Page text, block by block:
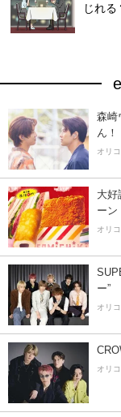
じれる
森崎
ん！
オリ
大好
ーン
オリ
ー”
オリ
オリ